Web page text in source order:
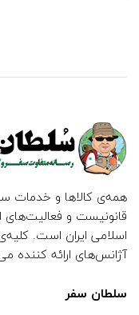
همه‌ی کالاها و خدمات
قانونیست و فعالیت‌های
اسلامی ایران است.
آژانس‌های ارائه کننده
سلطان سفر